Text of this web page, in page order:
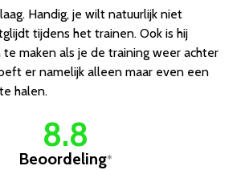
Handig, je wilt natuurlijk niet
tijdens het trainen. Ook is hij
te maken als je de training weer achter
er namelijk alleen maar even een
halen.
8.8
Beoordeling*